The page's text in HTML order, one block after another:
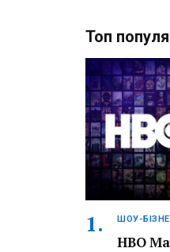
Топ
ШОУ-
HBO